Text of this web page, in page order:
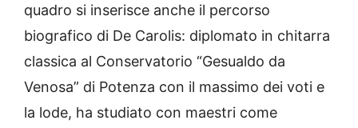
quadro si inserisce anche il percorso
biografico di De Carolis: diplomato in chitarra
classica al Conservatorio “Gesualdo da
Venosa” di Potenza con il massimo dei voti e
la lode, ha studiato con maestri come